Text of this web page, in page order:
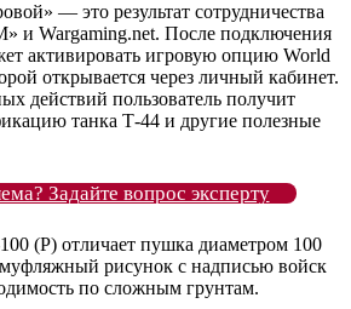
— это результат сотрудничества
Wargaming.net. После подключения
активировать игровую опцию World
открывается через личный кабинет.
действий пользователь получит
танка Т-44 и другие полезные
Задайте вопрос эксперту
(P) отличает пушка диаметром 100
рисунок с надписью войск
по сложным грунтам.